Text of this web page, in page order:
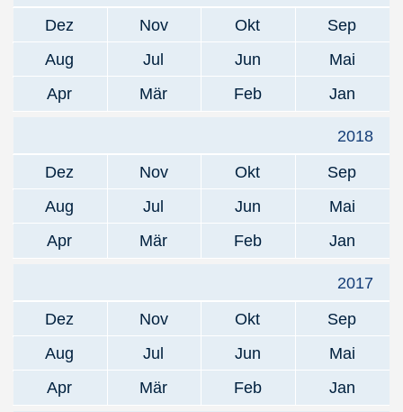
Dez
Nov Okt
Sep
Aug
Jul Jun
Mai
Apr
Mär Feb Jan
2018
Dez
Nov Okt
Sep
Aug
Jul Jun
Mai
Apr
Mär Feb Jan
2017
Dez
Nov Okt
Sep
Aug
Jul Jun
Mai
Apr
Mär Feb Jan